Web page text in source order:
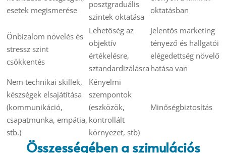
esetek megismerése
posztgraduális
szintek oktatása
oktatásban
Önbizalom növelés és
stressz szint
csökkentés
Lehetőség az
objektív
értékelésre,
sztandardizálásra
Jelentős marketing
tényező és hallgatói
elégedettség növelő
hatása van
Nem technikai skillek,
készségek elsajátítása
(kommunikáció,
csapatmunka, empátia,
stb.)
Kényelmi
szempontok
(eszközök,
kontrollált
környezet, stb)
Minőségbiztosítás
Összességében a szimulációs